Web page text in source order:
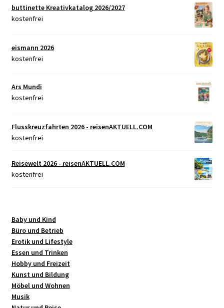
buttinette Kreativkatalog 2026/2027
kostenfrei
eismann 2026
kostenfrei
Ars Mundi
kostenfrei
Flusskreuzfahrten 2026 - reisenAKTUELL.COM
kostenfrei
Reisewelt 2026 - reisenAKTUELL.COM
kostenfrei
Baby und Kind
Büro und Betrieb
Erotik und Lifestyle
Essen und Trinken
Hobby und Freizeit
Kunst und Bildung
Möbel und Wohnen
Musik